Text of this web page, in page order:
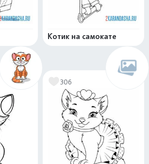
Котик на самокате
306